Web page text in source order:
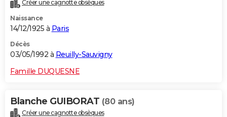
Créer une cagnotte obsèques
Naissance
14/12/1925 à Paris
Décès
03/05/1992 à Reuilly-Sauvigny
Famille DUQUESNE
Blanche GUIBORAT (80 ans)
Créer une cagnotte obsèques